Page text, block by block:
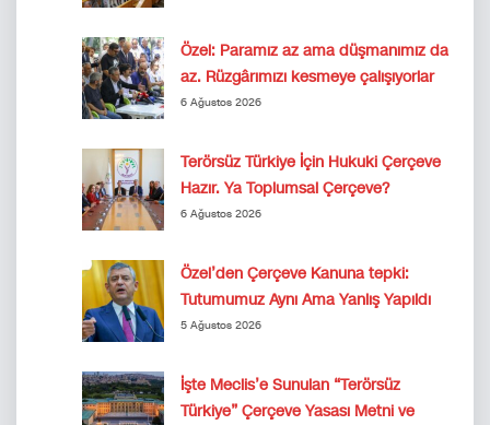
Özel: Paramız az ama düşmanımız da
az. Rüzgârımızı kesmeye çalışıyorlar
6 Ağustos 2026
Terörsüz Türkiye İçin Hukuki Çerçeve
Hazır. Ya Toplumsal Çerçeve?
6 Ağustos 2026
Özel’den Çerçeve Kanuna tepki:
Tutumumuz Aynı Ama Yanlış Yapıldı
5 Ağustos 2026
İşte Meclis’e Sunulan “Terörsüz
Türkiye” Çerçeve Yasası Metni ve